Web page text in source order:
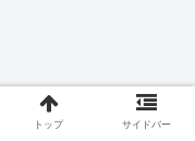
トップ サイドバー